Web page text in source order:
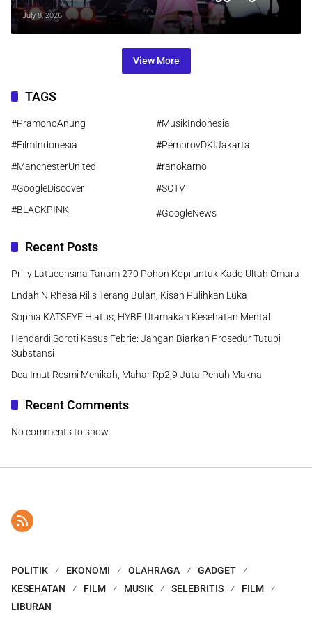
Danau Toba
July 8, 2026
View More
TAGS
#PramonoAnung
#MusikIndonesia
#FilmIndonesia
#PemprovDKIJakarta
#ManchesterUnited
#ranokarno
#GoogleDiscover
#SCTV
#BLACKPINK
#GoogleNews
Recent Posts
Prilly Latuconsina Tanam 270 Pohon Kopi untuk Kado Ultah Omara
Endah N Rhesa Rilis Terang Bulan, Kisah Pulihkan Luka
Sophia KATSEYE Hiatus, HYBE Utamakan Kesehatan Mental
Hendardi Soroti Kasus Febrie: Jangan Biarkan Prosedur Tutupi
Substansi
Dea Imut Resmi Menikah, Mahar Rp2,9 Juta Penuh Makna
Recent Comments
No comments to show.
POLITIK EKONOMI OLAHRAGA
GADGET
KESEHATAN
FILM MUSIK SELEBRITIS
FILM
LIBURAN